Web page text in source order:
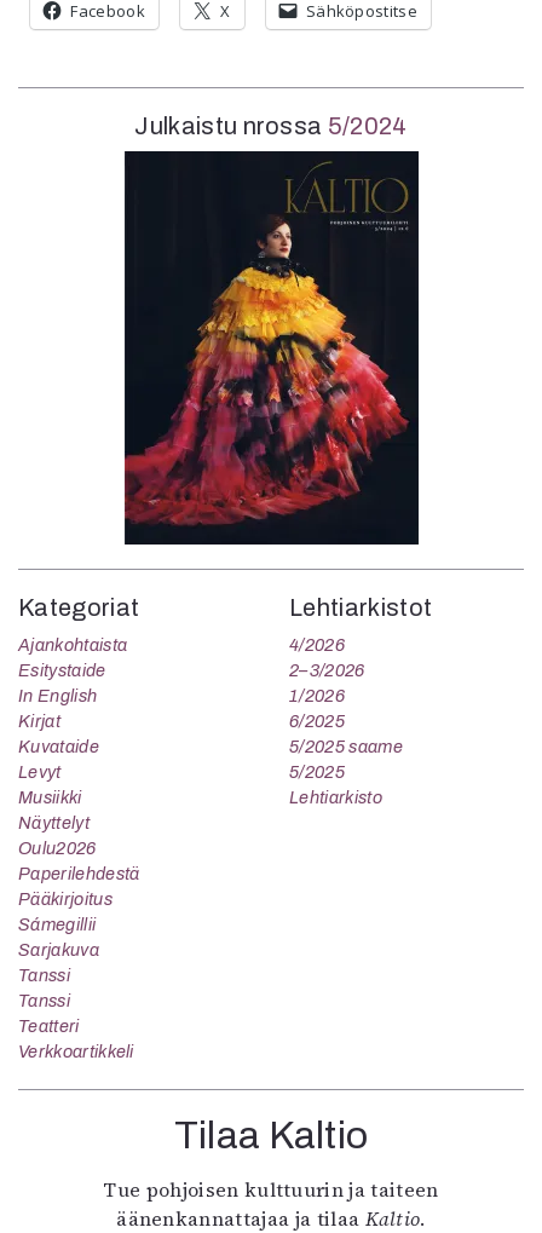
Julkaistu nrossa 5/2024
Kategoriat
Ajankohtaista
Esitystaide
In English
Kirjat
Kuvataide
Levyt
Musiikki
Näyttelyt
Oulu2026
Paperilehdestä
Pääkirjoitus
Sámegillii
Sarjakuva
Tanssi
Tanssi
Teatteri
Verkkoartikkeli
Lehtiarkistot
4/2026
2–3/2026
1/2026
6/2025
5/2025 saame
5/2025
Lehtiarkisto
Tilaa Kaltio
Tue pohjoisen kulttuurin ja taiteen
äänenkannattajaa ja tilaa Kaltio.
Facebook X Sähköpostitse